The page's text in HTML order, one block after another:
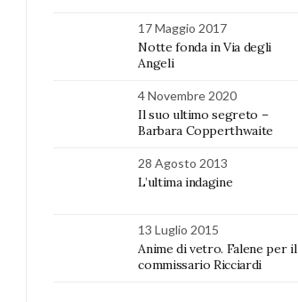
17 Maggio 2017
Notte fonda in Via degli
Angeli
4 Novembre 2020
Il suo ultimo segreto –
Barbara Copperthwaite
28 Agosto 2013
L’ultima indagine
13 Luglio 2015
Anime di vetro. Falene per il
commissario Ricciardi